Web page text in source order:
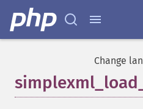
Change